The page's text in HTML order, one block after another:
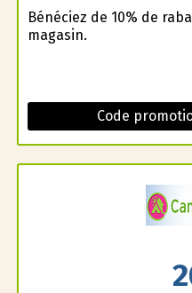
Bénéficiez de 10% de
magasin.
Code